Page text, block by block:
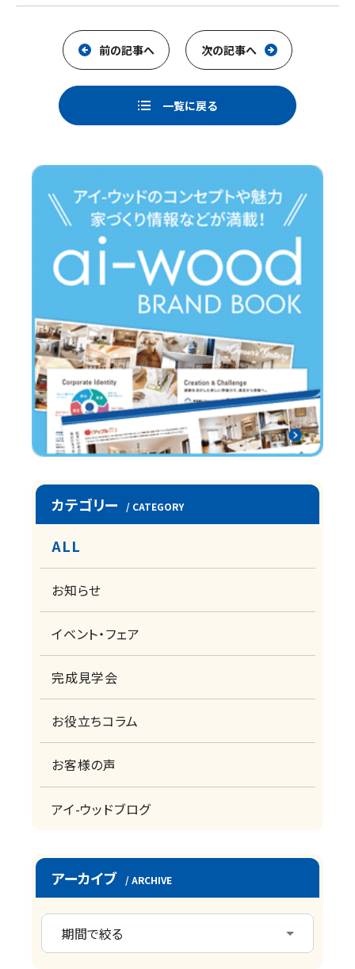
c
e
b
o
o
k
n
e
前の記事へ 次の記事へ
一覧に戻る
カテゴリー / CATEGORY
ALL
お知らせ
イベント・フェア
完成見学会
お役立ちコラム
お客様の声
アイ-ウッドブログ
アーカイブ / ARCHIVE